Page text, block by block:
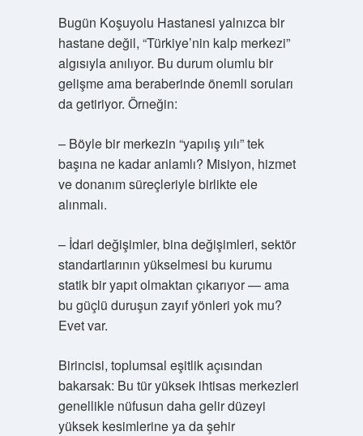
Bugün Koşuyolu Hastanesi yalnızca bir
hastane değil, “Türkiye’nin kalp merkezi”
algısıyla anılıyor. Bu durum olumlu bir
gelişme ama beraberinde önemli soruları
da getiriyor. Örneğin:
– Böyle bir merkezin “yapılış yılı” tek
başına ne kadar anlamlı? Mi­siyon, hizmet
ve donanım süreçleriyle birlikte ele
alınmalı.
– İdari değişimler, bina değişimleri, sektör
standartlarının yükselmesi bu kurumu
statik bir yapıt olmaktan çıkarıyor — ama
bu güçlü duruşun zayıf yönleri yok mu?
Evet var.
Birincisi, toplumsal eşitlik açısından
bakarsak: Bu tür yüksek ihtisas merkezleri
genellikle nüfusun daha gelir düzeyi
yüksek kesimlerine ya da şehir